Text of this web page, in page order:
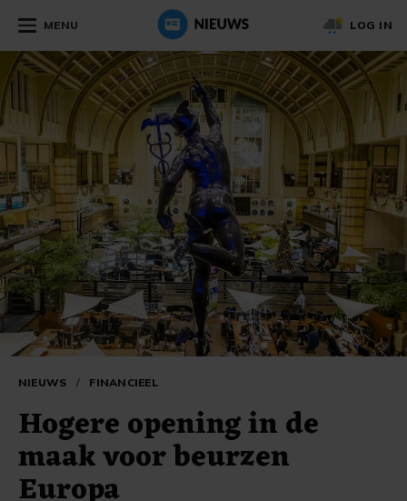
MENU LOG IN
NIEUWS / FINANCIEEL
Hogere opening in de
maak voor beurzen
Europa